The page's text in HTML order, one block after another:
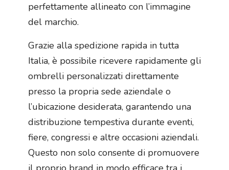
perfettamente allineato con l’immagine
del marchio.
Grazie alla spedizione rapida in tutta
Italia, è possibile ricevere rapidamente gli
ombrelli personalizzati direttamente
presso la propria sede aziendale o
l’ubicazione desiderata, garantendo una
distribuzione tempestiva durante eventi,
fiere, congressi e altre occasioni aziendali.
Questo non solo consente di promuovere